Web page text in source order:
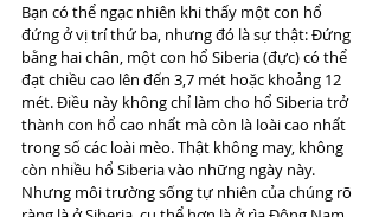
Bạn có thể ngạc nhiên khi thấy một con hổ
đứng ở vị trí thứ ba, nhưng đó là sự thật: Đứng
bằng hai chân, một con hổ Siberia (đực) có thể
đạt chiều cao lên đến 3,7 mét hoặc khoảng 12
mét. Điều này không chỉ làm cho hổ Siberia trở
thành con hổ cao nhất mà còn là loài cao nhất
trong số các loài mèo. Thật không may, không
còn nhiều hổ Siberia vào những ngày này.
Nhưng môi trường sống tự nhiên của chúng rõ